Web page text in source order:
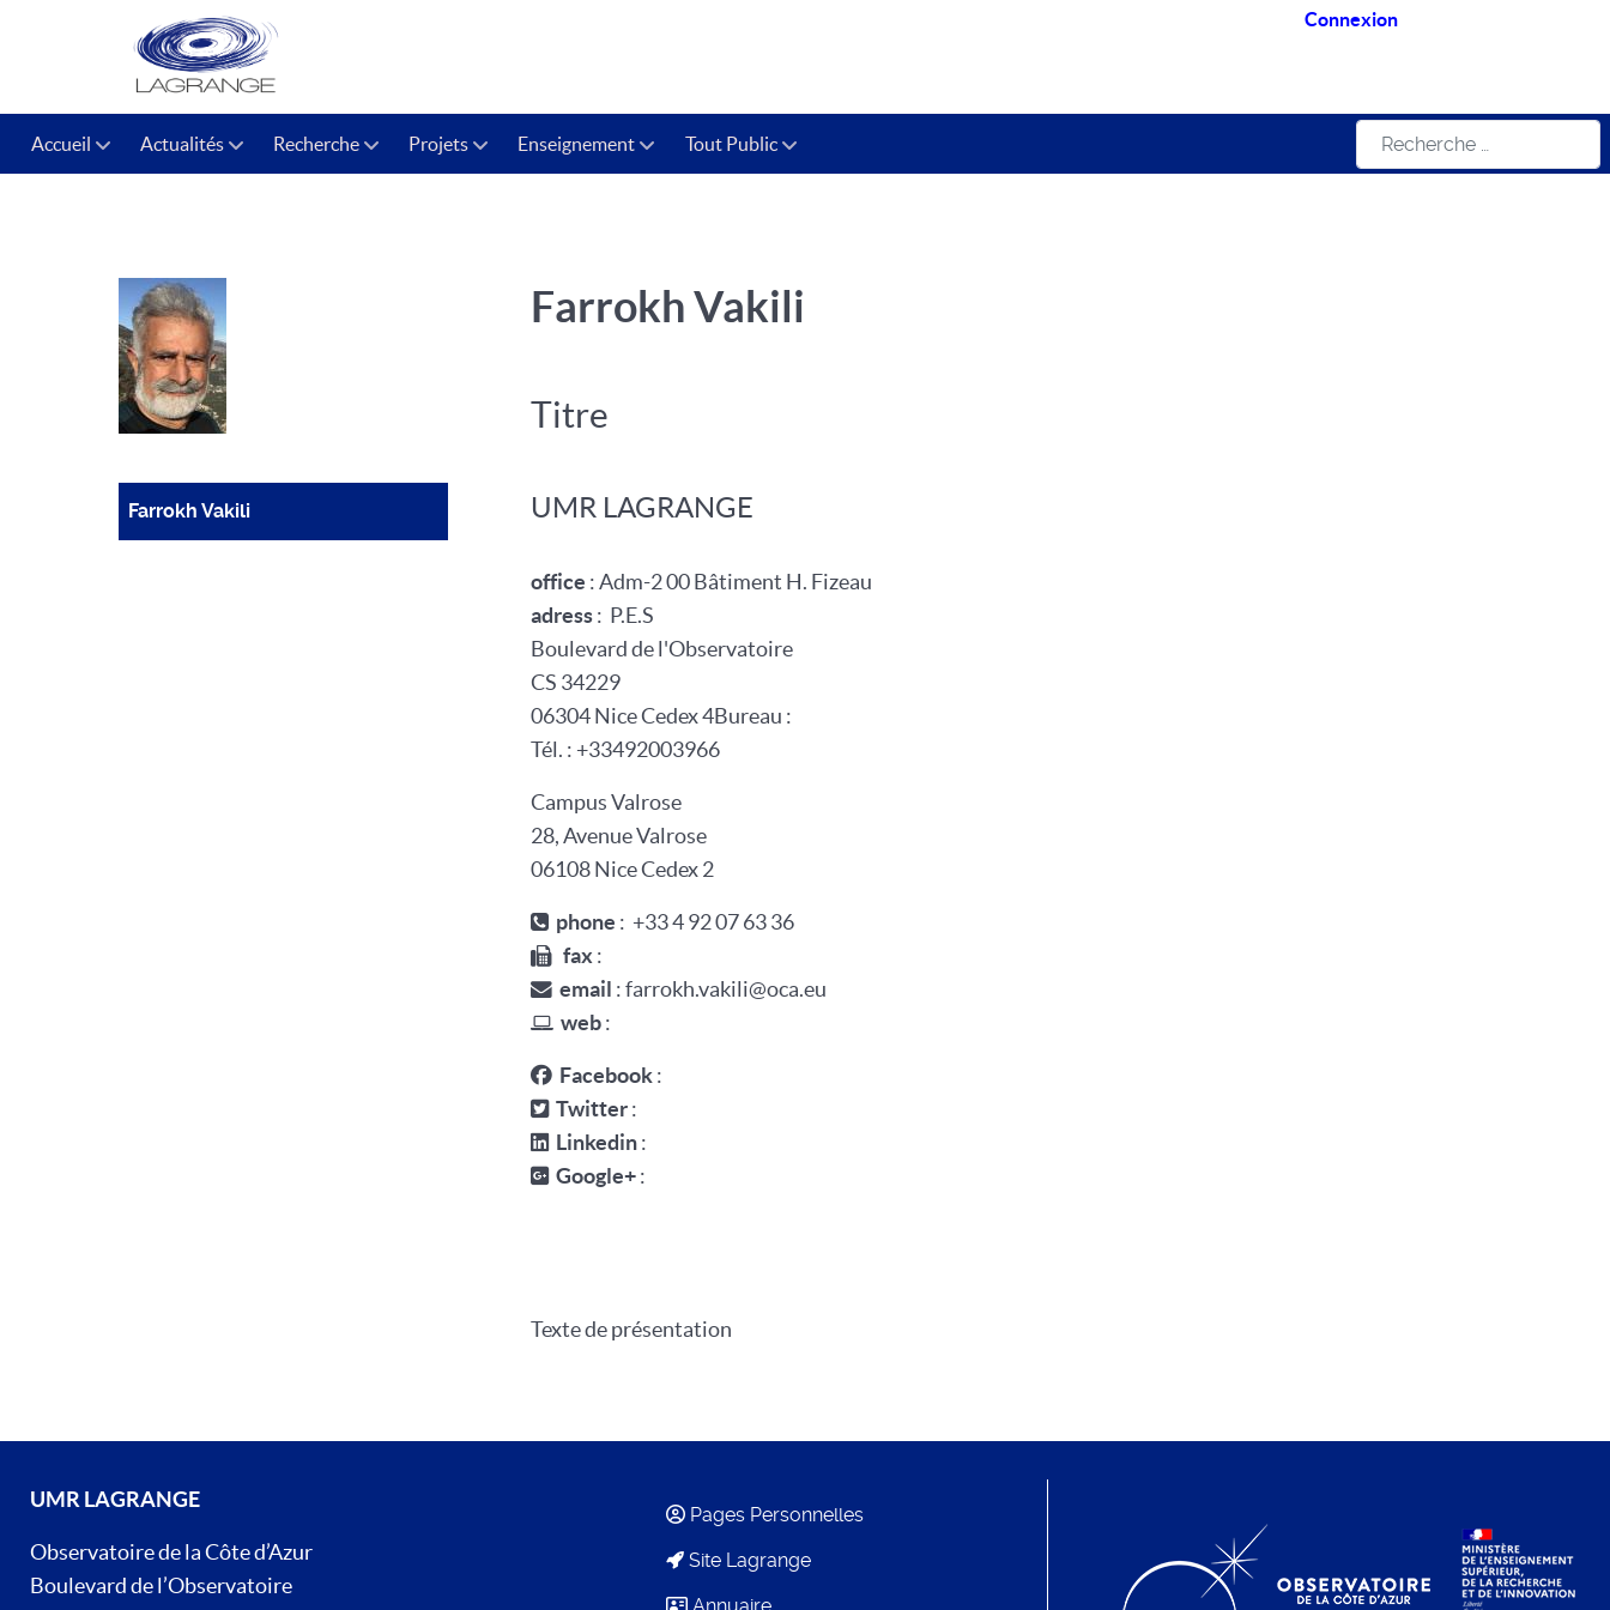
Connexion
Accueil Actualités Recherche Projets Enseignement Tout Public Rechercher
Farrokh Vakili
Farrokh Vakili
Titre
UMR LAGRANGE
office : Adm-2 00 Bâtiment H. Fizeau
adress: P.E.S
Boulevard de l'Observatoire
CS 34229
06304 Nice Cedex 4Bureau :
Tél. : +33492003966
Campus Valrose
28, Avenue Valrose
06108 Nice Cedex 2
phone : +33 4 92 07 63 36
fax:
email : farrokh.vakili@oca.eu
web:
Facebook:
Twitter:
Linkedin:
Google+:
Texte de présentation
UMR LAGRANGE
Observatoire de la Côte d’Azur
Boulevard de l’Observatoire
Pages Personnelles
Site Lagrange
Annuaire